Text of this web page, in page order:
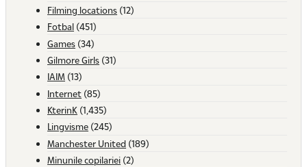
Filming locations (12)
Fotbal (451)
Games (34)
Gilmore Girls (31)
IAIM (13)
Internet (85)
KterinK (1,435)
Lingvisme (245)
Manchester United (189)
Minunile copilariei (2)